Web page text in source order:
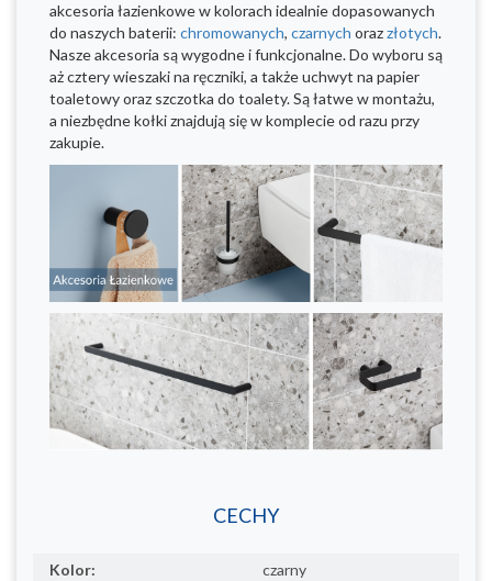
akcesoria łazienkowe w kolorach idealnie dopasowanych
do naszych baterii: chromowanych, czarnych orazzłotych.
Nasze akcesoria są wygodne i funkcjonalne. Do wyboru są
aż cztery wieszaki na ręczniki, a także uchwyt na papier
toaletowy oraz szczotka do toalety. Są łatwe w montażu,
a niezbędne kołki znajdują się w komplecie od razu przy
zakupie.
CECHY
Kolor:
czarny